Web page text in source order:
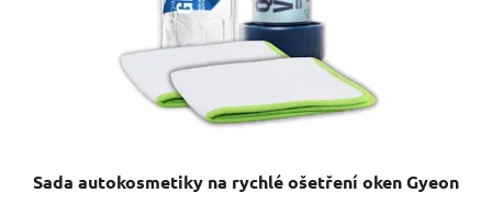
Sada autokosmetiky na rychlé ošetření oken Gyeon